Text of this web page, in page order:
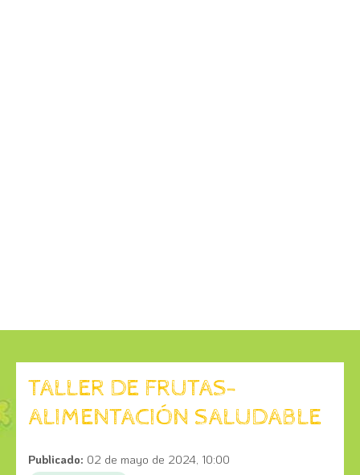
TALLER DE FRUTAS-
ALIMENTACIÓN SALUDABLE
Publicado: 02 de mayo de 2024, 10:00